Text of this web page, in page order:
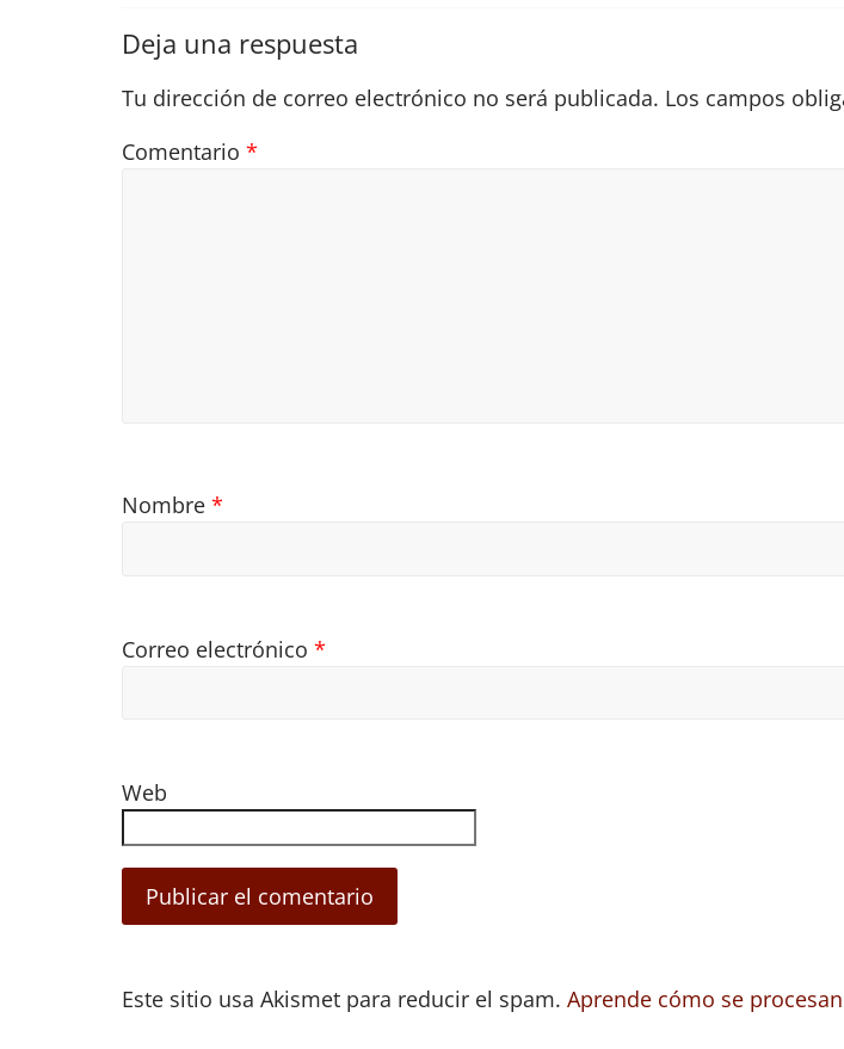
Deja una respuesta
Tu dirección de correo electrónico no será publicada. Los campos
Comentario *
Nombre *
Correo electrónico *
Web
Este sitio usa Akismet para reducir el spam. Aprende cómo se